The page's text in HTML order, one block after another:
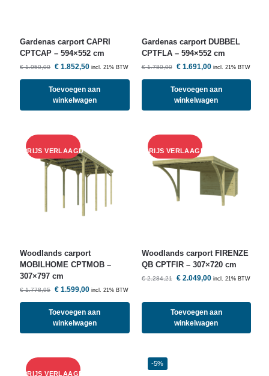
Gardenas carport CAPRI
CPTCAP – 594×552 cm
€1.950,00 € 1.852,50 incl. 21% BTW
Toevoegen aan
winkelwagen
Gardenas carport DUBBEL
CPTFLA – 594×552 cm
€1.780,00 €1.691,00 incl. 21% BTW
Toevoegen aan
winkelwagen
Woodlands carport
MOBILHOME CPTMOB –
307×797 cm
€1.778,95 € 1.599,00 incl. 21% BTW
Toevoegen aan
winkelwagen
Woodlandscarport FIRENZE
QB CPTFIR – 307×720 cm
€2.284,21 €2.049,00 incl. 21% BTW
Toevoegen aan
winkelwagen
-5%